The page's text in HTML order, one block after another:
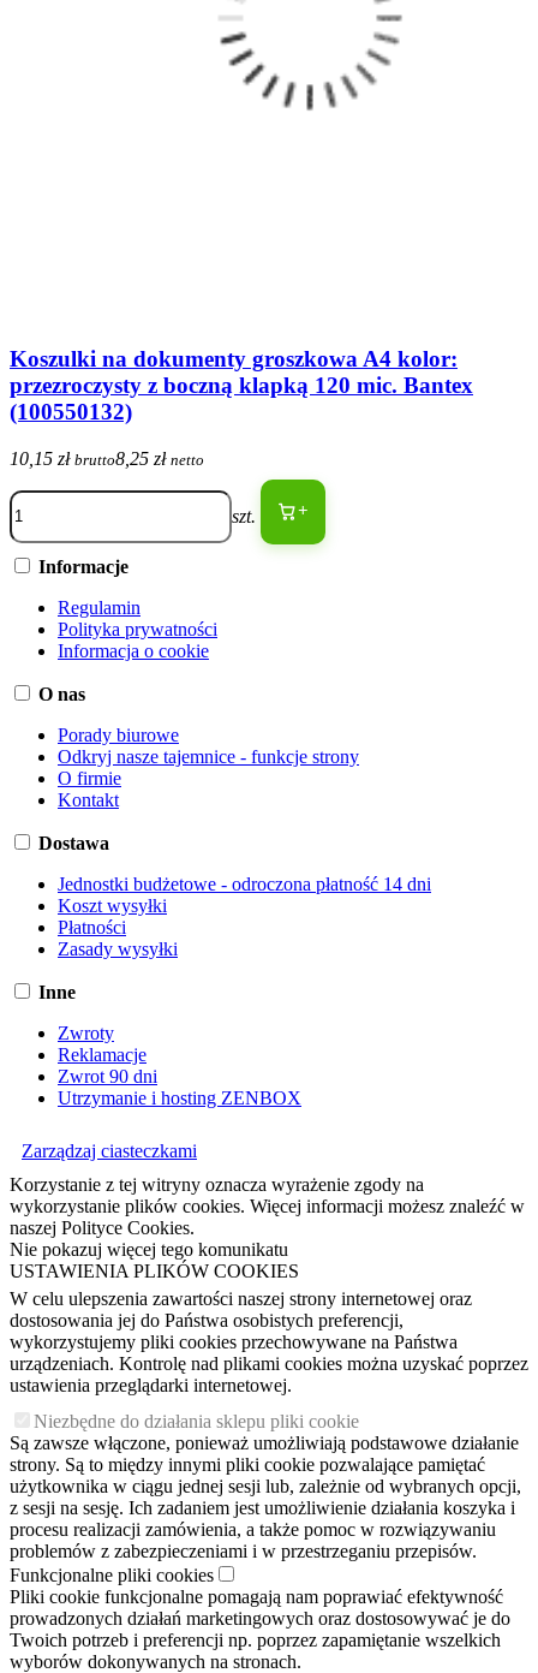
Koszulki na dokumenty groszkowa A4 kolor:
przezroczysty z boczną klapką 120 mic. Bantex
(100550132)
10,15 zł brutto8,25 zł netto
szt. +
Informacje
Regulamin
Polityka prywatności
Informacja o cookie
O nas
Porady biurowe
Odkryj nasze tajemnice - funkcje strony
O firmie
Kontakt
Dostawa
Jednostki budżetowe - odroczona płatność 14 dni
Koszt wysyłki
Płatności
Zasady wysyłki
Inne
Zwroty
Reklamacje
Zwrot 90 dni
Utrzymanie i hosting ZENBOX
Zarządzaj ciasteczkami
Korzystanie z tej witryny oznacza wyrażenie zgody na
wykorzystanie plików cookies. Więcej informacji możesz znaleźć w
naszej Polityce Cookies.
Nie pokazuj więcej tego komunikatu
USTAWIENIA PLIKÓW COOKIES
W celu ulepszenia zawartości naszej strony internetowej oraz
dostosowania jej do Państwa osobistych preferencji,
wykorzystujemy pliki cookies przechowywane na Państwa
urządzeniach. Kontrolę nad plikami cookies można uzyskać poprzez
ustawienia przeglądarki internetowej.
Niezbędne do działania sklepu pliki cookie
Są zawsze włączone, ponieważ umożliwiają podstawowe działanie
strony. Są to między innymi pliki cookie pozwalające pamiętać
użytkownika w ciągu jednej sesji lub, zależnie od wybranych opcji,
z sesji na sesję. Ich zadaniem jest umożliwienie działania koszyka i
procesu realizacji zamówienia, a także pomoc w rozwiązywaniu
problemów z zabezpieczeniami i w przestrzeganiu przepisów.
Funkcjonalne pliki cookies
Pliki cookie funkcjonalne pomagają nam poprawiać efektywność
prowadzonych działań marketingowych oraz dostosowywać je do
Twoich potrzeb i preferencji np. poprzez zapamiętanie wszelkich
wyborów dokonywanych na stronach.